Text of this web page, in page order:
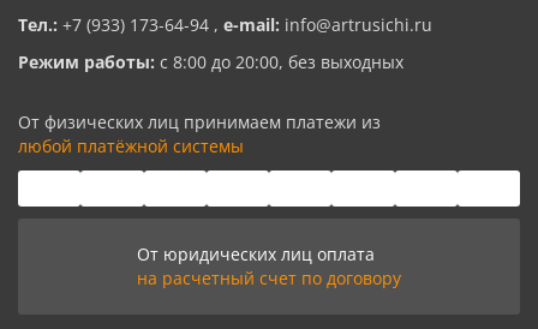
Тел.: +7 (933) 173-64-94 , e-mail: info@artrusichi.ru
Режим работы: с 8:00 до 20:00, без выходных
От физических лиц принимаем платежи из
любой платёжной системы
От юридических лиц оплата
на расчетный счет по договору